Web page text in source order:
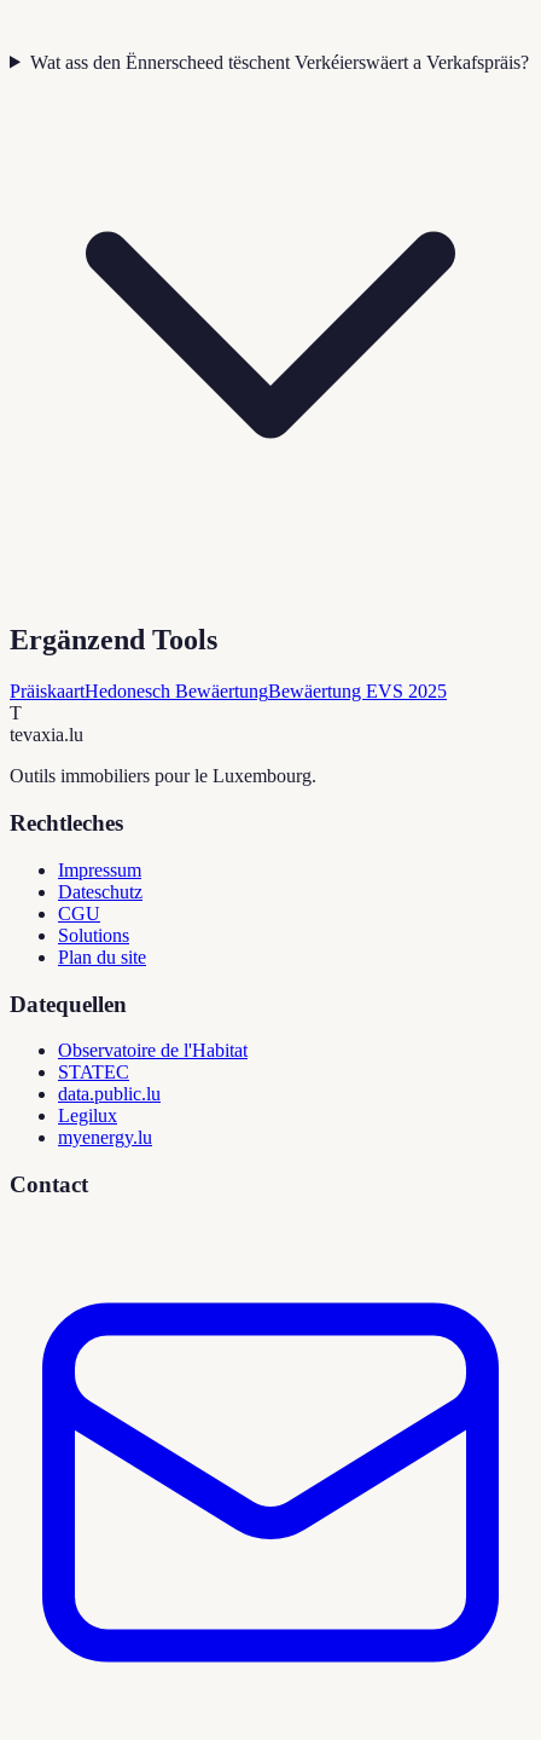
Wat ass den Ënnerscheed tëschent Verkéierswäert a Verkafspräis?
Ergänzend Tools
PräiskaartHedonesch BewäertungBewäertung EVS 2025
T
tevaxia.lu
Outils immobiliers pour le Luxembourg.
Rechtleches
Impressum
Dateschutz
CGU
Solutions
Plan du site
Datequellen
Observatoire de l'Habitat
STATEC
data.public.lu
Legilux
myenergy.lu
Contact